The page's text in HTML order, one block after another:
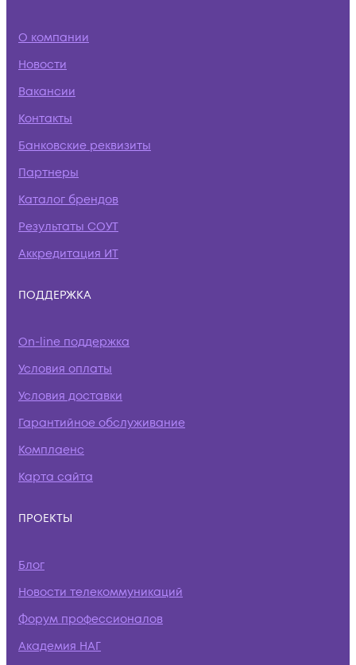
О компании
Новости
Вакансии
Контакты
Банковские реквизиты
Партнеры
Каталог брендов
Результаты СОУТ
Аккредитация ИТ
ПОДДЕРЖКА
On-line поддержка
Условия оплаты
Условия доставки
Гарантийное обслуживание
Комплаенс
Карта сайта
ПРОЕКТЫ
Блог
Новости телекоммуникаций
Форум профессионалов
Академия НАГ